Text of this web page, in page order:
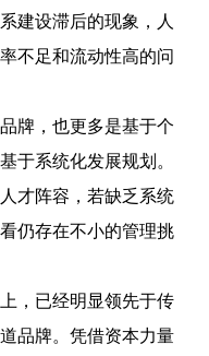
建设滞后的现象，人
不足和流动性高的问
牌，也更多是基于个
于系统化发展规划。
才阵容，若缺乏系统
仍存在不小的管理挑
，已经明显领先于传
品牌。凭借资本力量